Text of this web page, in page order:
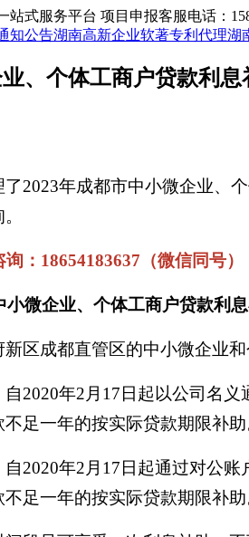
站式服务平台 项目申报客服电话：
知公告湖南高新企业软著专利代理湖
、个体工商户贷款利
2023年成都市中小微企业、
：18654183637（微信同号）
小微企业、个体工商户贷款利
区成都直管区的中小微企业
自2020年2月17日起以公司名
足一年的按实际贷款期限补
自2020年2月17日起通过对公
足一年的按实际贷款期限补